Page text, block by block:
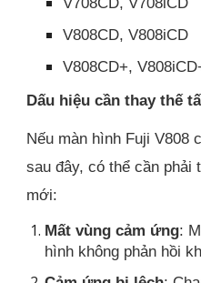
V808CD, V808iCD
V808CD+,
Dấu hiệu cần thay thế
Nếu màn hình Fuji V808
sau đây, có thể cần phải
mới:
Mất vùng cảm ứng:
hình không phản hồi